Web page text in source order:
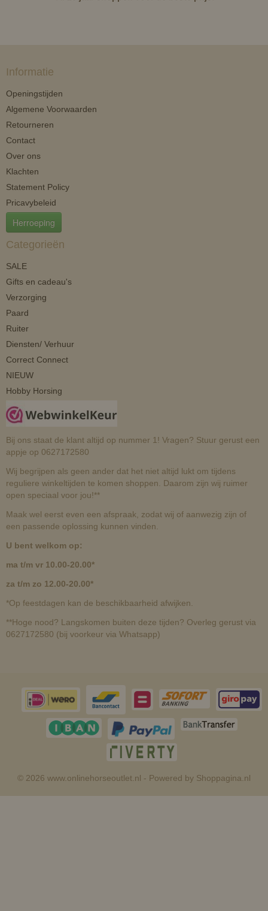
Informatie
Openingstijden
Algemene Voorwaarden
Retourneren
Contact
Over ons
Klachten
Statement Policy
Pricavybeleid
Herroeping
Categorieën
SALE
Gifts en cadeau's
Verzorging
Paard
Ruiter
Diensten/ Verhuur
Correct Connect
NIEUW
Hobby Horsing
Bij ons staat de klant altijd op nummer 1! Vragen? Stuur gerust een
appje op 0627172580
Wij begrijpen als geen ander dat het niet altijd lukt om tijdens
reguliere winkeltijden te komen shoppen. Daarom zijn wij ruimer
open speciaal voor jou!**
Maak wel eerst even een afspraak, zodat wij of aanwezig zijn of
een passende oplossing kunnen vinden.
U bent welkom op:
ma t/m vr 10.00-20.00*
za t/m zo 12.00-20.00*
*Op feestdagen kan de beschikbaarheid afwijken.
**Hoge nood? Langskomen buiten deze tijden? Overleg gerust via
0627172580 (bij voorkeur via Whatsapp)
© 2026 www.onlinehorseoutlet.nl - Powered by Shoppagina.nl